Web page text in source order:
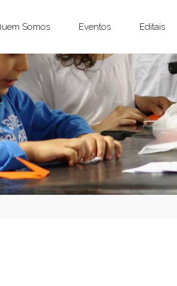
Somos Eventos Editais